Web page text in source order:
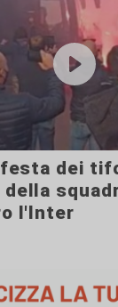
festa dei
l'Inter